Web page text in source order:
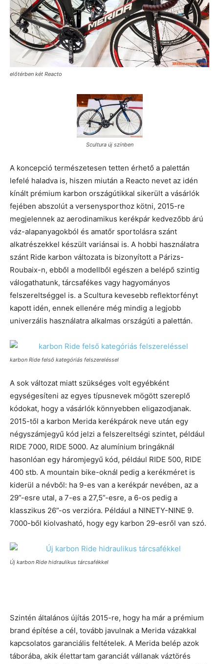
előtérben két Reacto
Scultura új színben
A koncepció természetesen tetten érhető a palettán
lefelé haladva is, hiszen miután a Reacto nevet az idén
kínált prémium karbon országútikkal sikerült a vásárlók
fejében abszolút a versenysporthoz kötni, 2015-re
megjelennek az aerodinamikus kerékpár kedvezőbb árú
váz-alapanyagokból és amatőr sportolásra szánt
alkatrészekkel készült variánsai is. A hobbi használatra
szánt Ride karbon változata is bizonyított a Párizs-
Roubaix-n, ebből a modellből egészen a belépő szintig
válogathatunk, tárcsafékes vagy hagyományos
felszereltséggel is. a Scultura kevesebb reflektorfényt
kapott idén, ennek ellenére még mindig a legjobb
univerzális használatra alkalmas országúti a palettán.
karbon Ride felső kategóriás felszereléssel
A sok változat miatt szükséges volt egyébként
egységesíteni az egyes típusnevek mögött szereplő
kódokat, hogy a vásárlók könnyebben eligazodjanak.
2015-től a karbon Merida kerékpárok neve után egy
négyszámjegyű kód jelzi a felszereltségi szintet, például
RIDE 7000, RIDE 5000. Az alumínium bringáknál
hasonlóan egy háromjegyű kód, például RIDE 500, RIDE
400 stb. A mountain bike-oknál pedig a kerékméret is
kiderül a névből: ha 9-es van a kerékpár nevében, az a
29”-esre utal, a 7-es a 27,5”-esre, a 6-os pedig a
klasszikus 26”-os verzióra. Például a NINETY-NINE 9.
7000-ből kiolvasható, hogy egy karbon 29-esről van szó.
Új karbon Ride hidraulikus tárcsafékkel
Szintén általános újítás 2015-re, hogy ha már a prémium
brand építése a cél, tovább javulnak a Merida vázakkal
kapcsolatos garanciális feltételek. A Merida belép azok
táborába, akik élettartam garanciát vállanak váztörés